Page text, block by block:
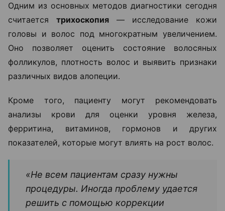
Одним из основных методов диагностики сегодня
считается трихоскопия — исследование кожи
головы и волос под многократным увеличением.
Оно позволяет оценить состояние волосяных
фолликулов, плотность волос и выявить признаки
различных видов алопеции.
Кроме того, пациенту могут рекомендовать
анализы крови для оценки уровня железа,
ферритина, витаминов, гормонов и других
показателей, которые могут влиять на рост волос.
«Не всем пациентам сразу нужны
процедуры. Иногда проблему удается
решить с помощью коррекции